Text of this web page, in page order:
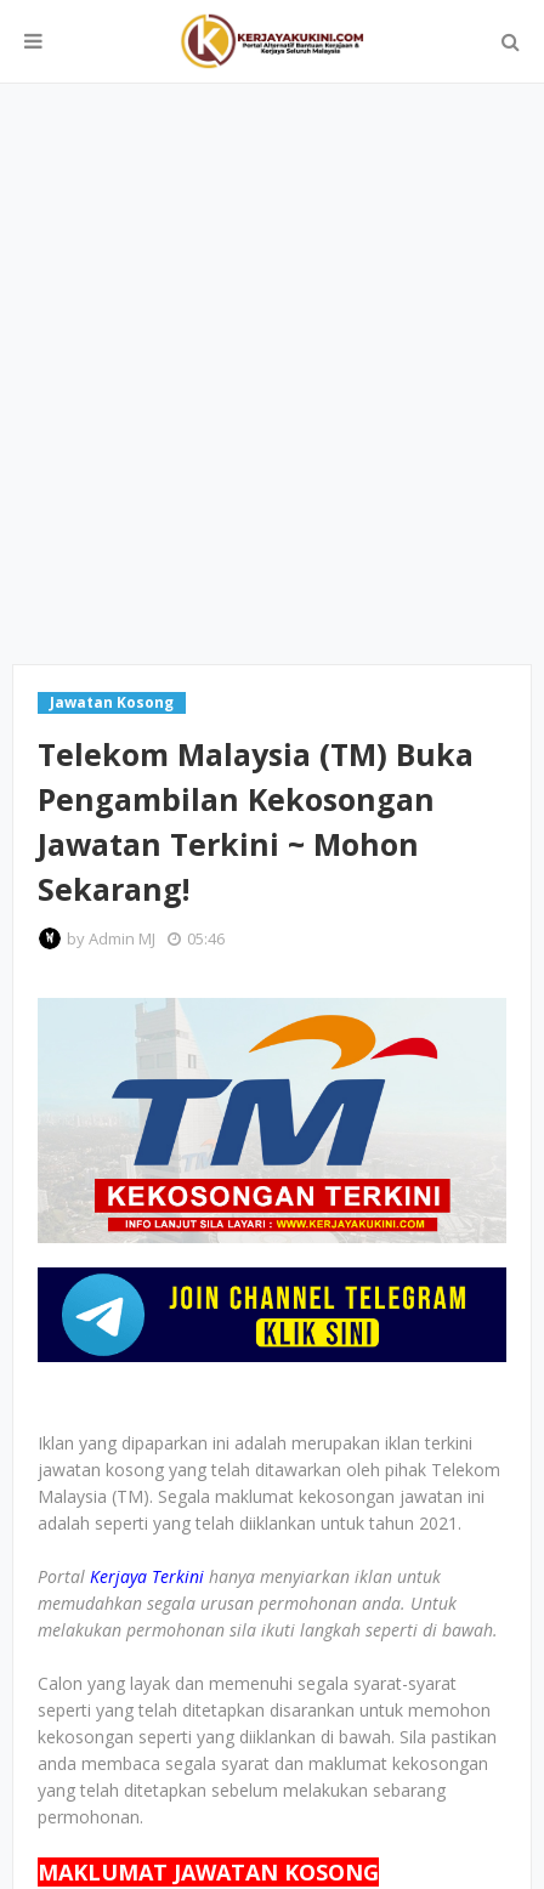
Jawatan Kosong
Telekom Malaysia (TM) Buka
Pengambilan Kekosongan
Jawatan Terkini ~ Mohon
Sekarang!
byAdmin MJ 05:46
Iklan yang dipaparkan ini adalah merupakan iklan terkini
jawatan kosong yang telah ditawarkan oleh pihak Telekom
Malaysia (TM). Segala maklumat kekosongan jawatan ini
adalah seperti yang telah diiklankan untuk tahun 2021.
Portal Kerjaya Terkini hanya menyiarkan iklan untuk
memudahkan segala urusan permohonan anda. Untuk
melakukan permohonan sila ikuti langkah seperti di bawah.
Calon yang layak dan memenuhi segala syarat-syarat
seperti yang telah ditetapkan disarankan untuk memohon
kekosongan seperti yang diiklankan di bawah. Sila pastikan
anda membaca segala syarat dan maklumat kekosongan
yang telah ditetapkan sebelum melakukan sebarang
permohonan.
MAKLUMAT JAWATAN KOSONG